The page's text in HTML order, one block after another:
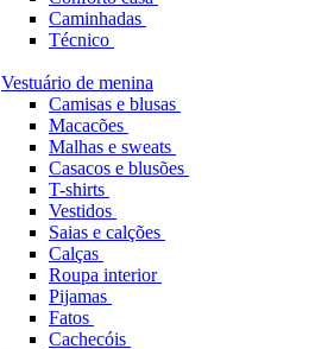
Caminhadas
Técnico
Vestuário de menina
Camisas e blusas
Macacões
Malhas e sweats
Casacos e blusões
T-shirts
Vestidos
Saias e calções
Calças
Roupa interior
Pijamas
Fatos
Cachecóis